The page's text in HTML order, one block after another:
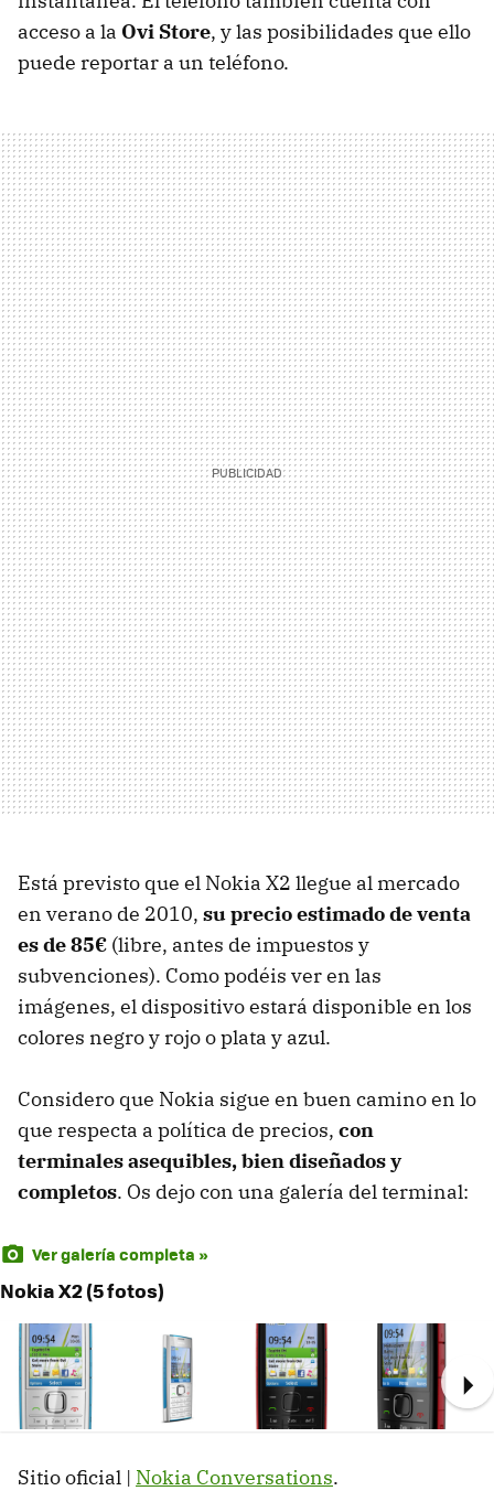
acceso a la Ovi Store, y las posibilidades que ello
puede reportar a un teléfono.
Está previsto que el Nokia X2 llegue al mercado
en verano de 2010, su precio estimado de venta
es de 85€ (libre, antes de impuestos y
subvenciones). Como podéis ver en las
imágenes, el dispositivo estará disponible en los
colores negro y rojo o plata y azul.
Considero que Nokia sigue en buen camino en lo
que respecta a política de precios, con
terminales asequibles, bien diseñados y
completos. Os dejo con una galería del terminal:
Ver galería completa »
Nokia X2 (5 fotos)
Sitio oficial | Nokia Conversations.